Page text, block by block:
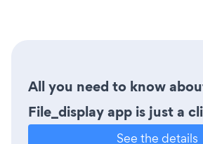
All you need to know
File_display app is just a
See the details